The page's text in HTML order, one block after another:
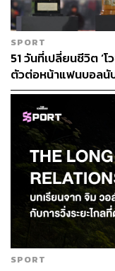
SPORT
51 วันที่เปลี่ยนชีวิต ‘
ตัวต่อหน้าแฟนบอลนั
SPORT